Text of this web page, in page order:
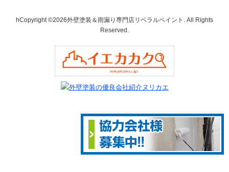
hCopyright ©2026外壁塗装＆雨漏り専門店リベラルペイント. All Rights
Reserved.